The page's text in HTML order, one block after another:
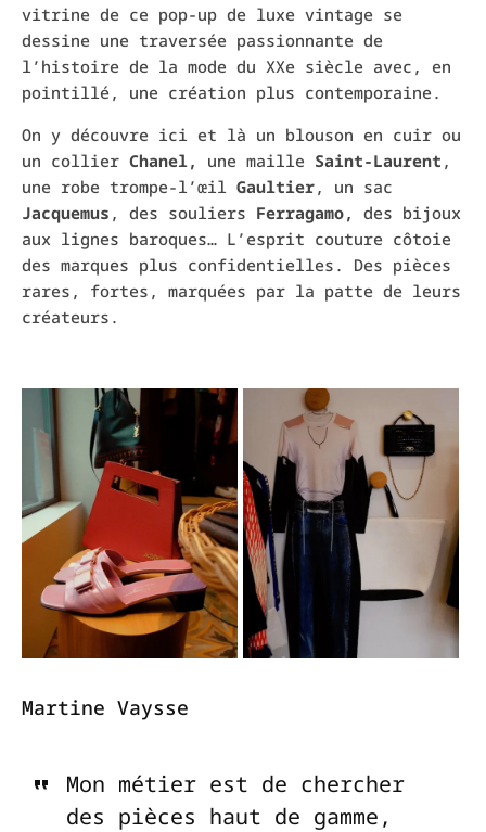
vitrine de ce pop-up de luxe vintage se
dessine une traversée passionnante de
l’histoire de la mode du XXe siècle avec, en
pointillé, une création plus contemporaine.
On y découvre ici et là un blouson en cuir ou
un collier Chanel, une maille Saint-Laurent ,
une robe trompe-l’œil Gaultier, un sac
Jacquemus , des souliers Ferragamo, des bijoux
aux lignes baroques… L’esprit couture côtoie
des marques plus confidentielles. Des pièces
rares, fortes, marquées par la patte de leurs
créateurs.
Martine Vaysse
Mon métier est de chercher
des pièces haut de gamme,